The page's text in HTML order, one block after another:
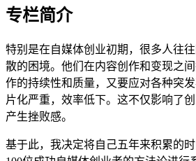
专栏简介
特别是在自媒体创业初期，很多人往
散的困境。他们在内容创作和变现之
作的持续性和质量，又要应对各种突
片化严重，效率低下。这不仅影响了
产生挫败感。
基于此，我决定将自己五年来积累的